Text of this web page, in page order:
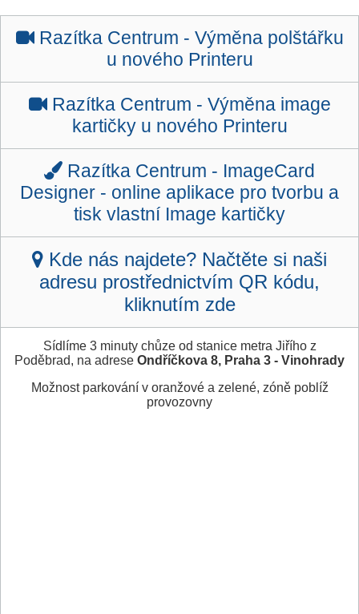
Razítka Centrum - Výměna polštářku
u nového Printeru
Razítka Centrum - Výměna image
kartičky u nového Printeru
Razítka Centrum - ImageCard
Designer - online aplikace pro tvorbu a
tisk vlastní Image kartičky
Kde nás najdete? Načtěte si naši
adresu prostřednictvím QR kódu,
kliknutím zde
Sídlíme 3 minuty chůze od stanice metra Jiřího z
Poděbrad, na adrese Ondříčkova 8, Praha 3 - Vinohrady
Možnost parkování v oranžové a zelené, zóně poblíž
provozovny